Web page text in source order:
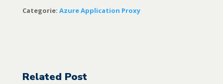
Categorie: Azure Application Proxy
Related Post